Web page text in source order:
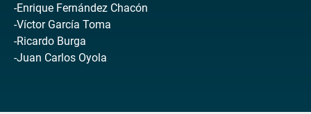
-Enrique Fernández Chacón
-Víctor García Toma
-Ricardo Burga
-Juan Carlos Oyola